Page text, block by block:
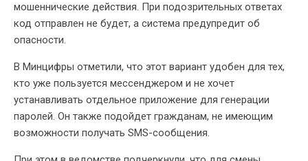
мошеннические действия. При подозрительных ответах
код отправлен не будет, а система предупредит об
опасности.
В Минцифры отметили, что этот вариант удобен для тех,
кто уже пользуется мессенджером и не хочет
устанавливать отдельное приложение для генерации
паролей. Он также подойдет гражданам, не имеющим
возможности получать SMS-сообщения.